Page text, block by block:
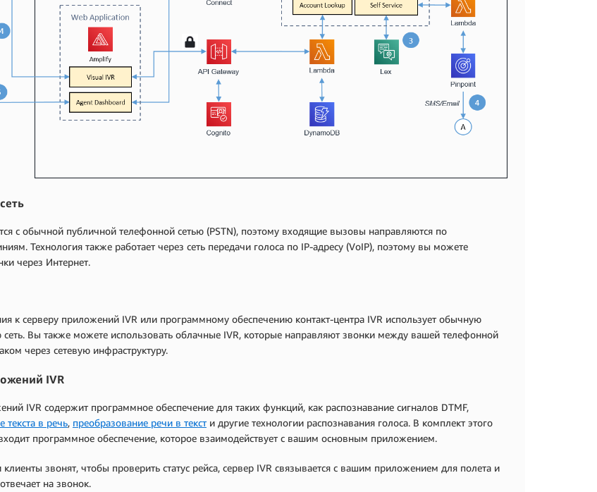
с обычной публичной телефонной сетью (PSTN), поэтому входящие вызовы направляются по
Технология также работает через сеть передачи голоса по IP-адресу (VoIP), поэтому вы можете
через Интернет.
к серверу приложений IVR или программному обеспечению контакт-центра IVR использует обычную
сеть. Вы также можете использовать облачные IVR, которые направляют звонки между вашей телефонной
через сетевую инфраструктуру.
IVR
IVR содержит программное обеспечение для таких функций, как распознавание сигналов DTMF,
текста в речь, преобразование речи в тексти другие технологии распознавания голоса. В комплект этого
программное обеспечение, которое взаимодействует с вашим основным приложением.
звонят, чтобы проверить статус рейса, сервер IVR связывается с вашим приложением для полета и
на звонок.